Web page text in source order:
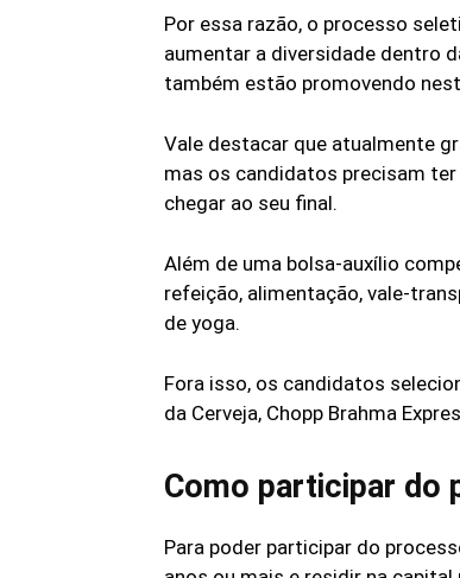
Por essa razão, o processo
aumentar a diversidade dentro
também estão promovendo
Vale destacar que atualmente
mas os candidatos precisam
chegar ao seu final.
Além de uma bolsa-auxílio
refeição, alimentação, vale-
de yoga.
Fora isso, os candidatos
da Cerveja, Chopp Brahma
Como participar do
Para poder participar do